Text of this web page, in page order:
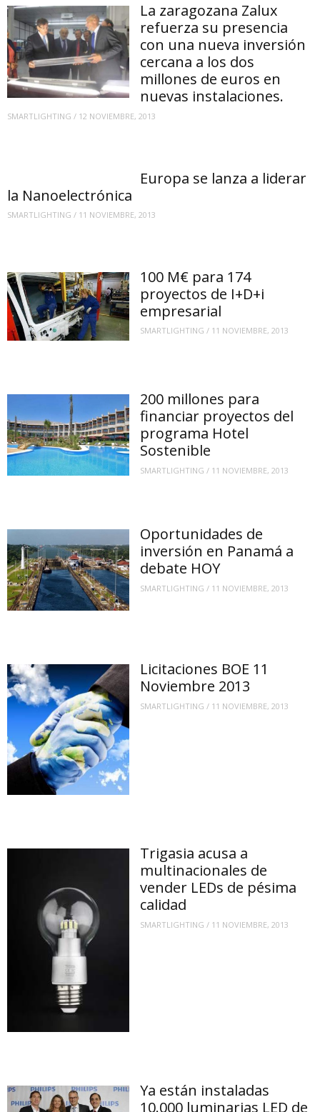
La zaragozana Zalux
refuerza su presencia
con una nueva inversión
cercana a los dos
millones de euros en
nuevas instalaciones.
SMARTLIGHTING / 12 NOVIEMBRE, 2013
Europa se lanza a liderar
la Nanoelectrónica
SMARTLIGHTING / 11 NOVIEMBRE, 2013
100 M€ para 174
proyectos de I+D+i
empresarial
SMARTLIGHTING / 11 NOVIEMBRE, 2013
200 millones para
financiar proyectos del
programa Hotel
Sostenible
SMARTLIGHTING / 11 NOVIEMBRE, 2013
Oportunidades de
inversión en Panamá a
debate HOY
SMARTLIGHTING / 11 NOVIEMBRE, 2013
Licitaciones BOE 11
Noviembre 2013
SMARTLIGHTING / 11 NOVIEMBRE, 2013
Trigasia acusa a
multinacionales de
vender LEDs de pésima
calidad
SMARTLIGHTING / 11 NOVIEMBRE, 2013
Ya están instaladas
10.000 luminarias LED de